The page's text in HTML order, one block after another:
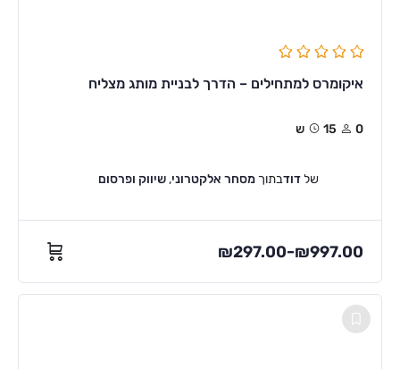
איקומרס למתחילים – הדרך לבניית מותג מצליח
0 15ש
שלדודבתוך מסחר אלקטרוני, שיווק ופרסום
₪297.00–₪997.00